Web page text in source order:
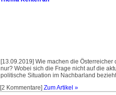
[13.09.2019] Wie machen die Österreicher
nur? Wobei sich die Frage nicht auf die
politische Situation im Nachbarland
[2 Kommentare] Zum Artikel »